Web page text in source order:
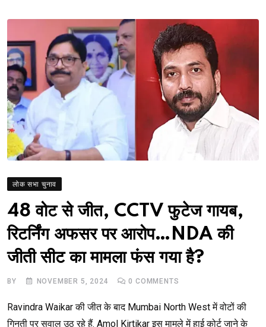
लोक सभा चुनाव
48 वोट से जीत, CCTV फुटेज गायब,
रिटर्निंग अफसर पर आरोप…NDA की
जीती सीट का मामला फंस गया है?
BY NOVEMBER 5, 2024 0 COMMENTS
Ravindra Waikar की जीत के बाद Mumbai North West में वोटों की
गिनती पर सवाल उठ रहे हैं. Amol Kirtikar इस मामले में हाई कोर्ट जाने के